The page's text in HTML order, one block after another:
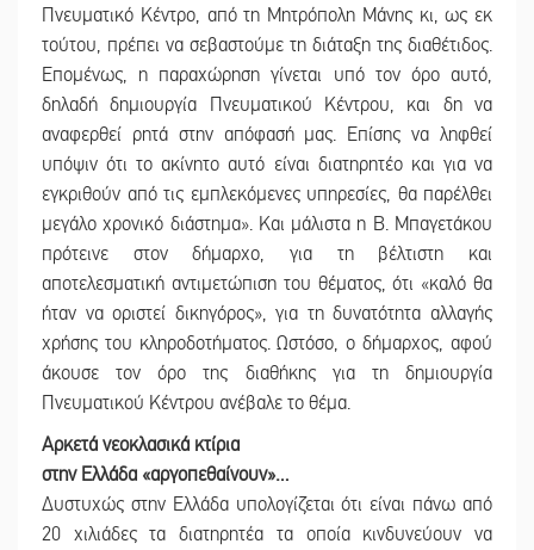
Πνευματικό Κέντρο, από τη Μητρόπολη Μάνης κι, ως εκ
τούτου, πρέπει να σεβαστούμε τη διάταξη της διαθέτιδος.
Επομένως, η παραχώρηση γίνεται υπό τον όρο αυτό,
δηλαδή δημιουργία Πνευματικού Κέντρου, και δη να
αναφερθεί ρητά στην απόφασή μας. Επίσης να ληφθεί
υπόψιν ότι το ακίνητο αυτό είναι διατηρητέο και για να
εγκριθούν από τις εμπλεκόμενες υπηρεσίες, θα παρέλθει
μεγάλο χρονικό διάστημα». Και μάλιστα η Β. Μπαγετάκου
πρότεινε στον δήμαρχο, για τη βέλτιστη και
αποτελεσματική αντιμετώπιση του θέματος, ότι «καλό θα
ήταν να οριστεί δικηγόρος», για τη δυνατότητα αλλαγής
χρήσης του κληροδοτήματος. Ωστόσο, ο δήμαρχος, αφού
άκουσε τον όρο της διαθήκης για τη δημιουργία
Πνευματικού Κέντρου ανέβαλε το θέμα.
Αρκετά νεοκλασικά κτίρια
στην Ελλάδα «αργοπεθαίνουν»…
Δυστυχώς στην Ελλάδα υπολογίζεται ότι είναι πάνω από
20 χιλιάδες τα διατηρητέα τα οποία κινδυνεύουν να